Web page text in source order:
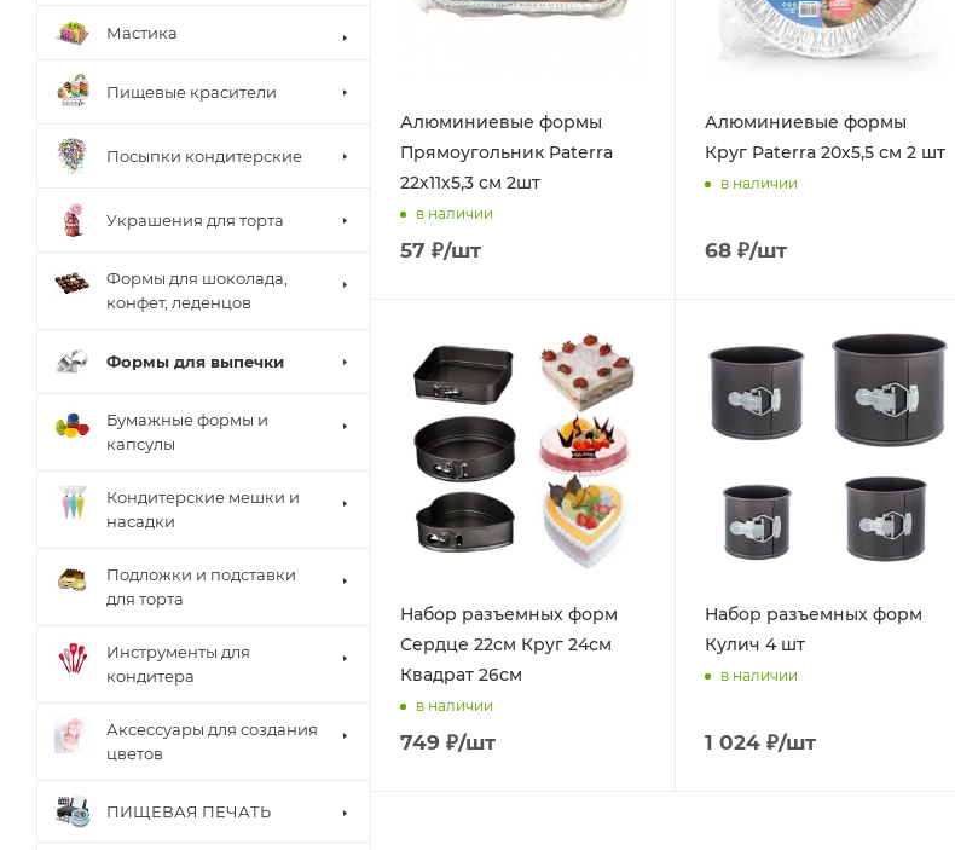
Алюминиевые формы
Прямоугольник Paterra
22х11х5,3 см 2шт
в наличии
57 ₽/шт
Алюминиевые формы
Круг Paterra 20х5,5 см 2 шт
в наличии
68₽/шт
Набор разъемных форм
Сердце 22см Круг 24см
Квадрат 26см
в наличии
749 ₽/шт
Набор разъемных форм
Кулич 4 шт
в наличии
1 024₽/шт
Мастика
Пищевые красители
Посыпки кондитерские
Украшения для торта
Формы для шоколада,
конфет, леденцов
Формы для выпечки
Бумажные формы и
капсулы
Кондитерские мешки и
насадки
Подложки и подставки
для торта
Инструменты для
кондитера
Аксессуары для создания
цветов
ПИЩЕВАЯ ПЕЧАТЬ